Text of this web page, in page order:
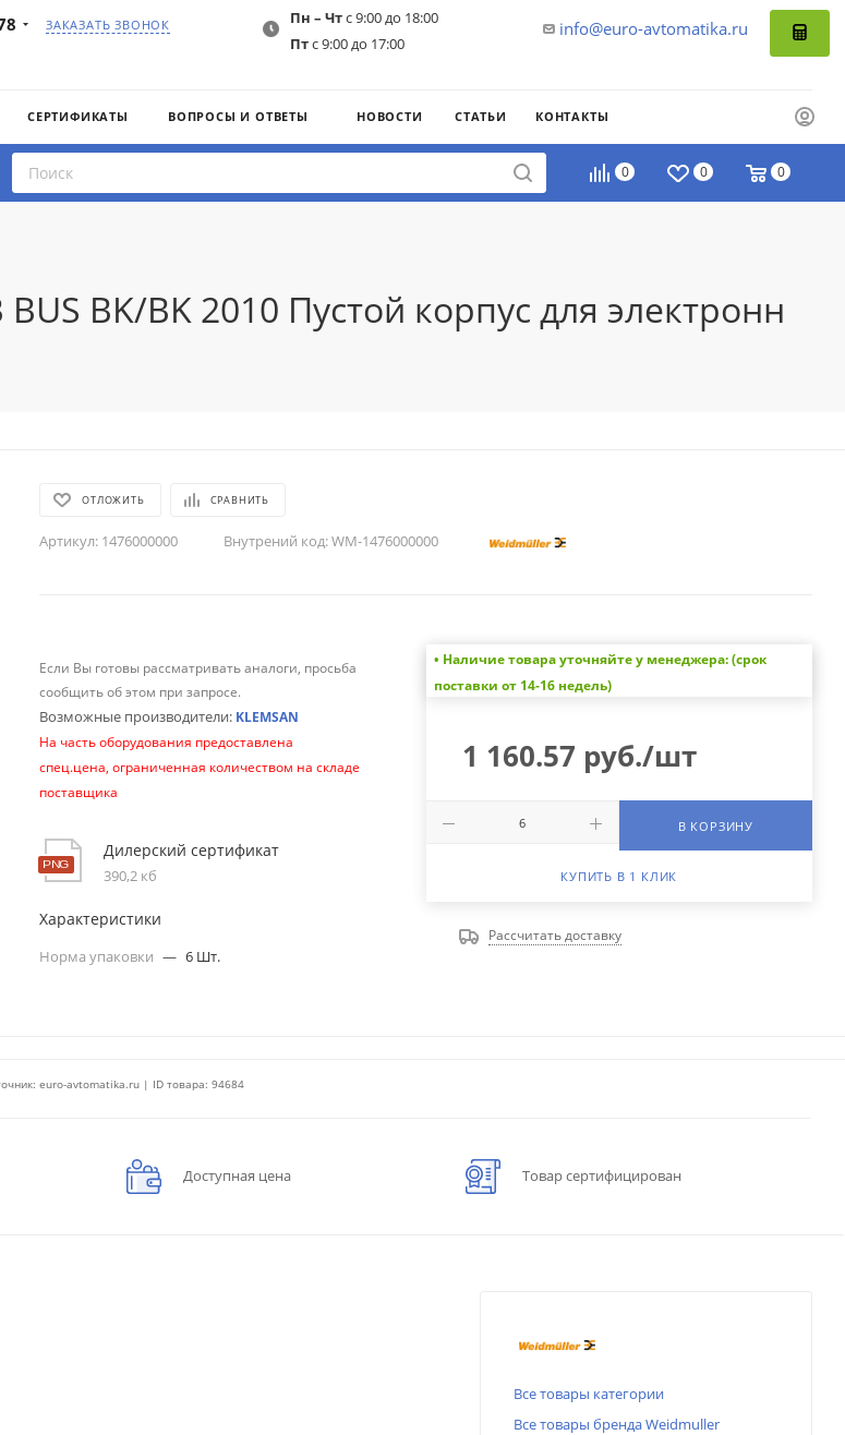
ЗАКАЗАТЬ ЗВОНОК info@euro-avtomatika.ru
Пн – Чтс 9:00 до 18:00
Птс 9:00 до 17:00
СЕРТИФИКАТЫ ВОПРОСЫ И ОТВЕТЫ НОВОСТИ СТАТЬИ КОНТАКТЫ
0 0 0
BK/BK 2010 Пустой корпус для электронн
ОТЛОЖИТЬ СРАВНИТЬ
Артикул: 1476000000 Внутрений код:WM-1476000000
Если Вы готовы рассматривать аналоги, просьба
сообщить об этом при запросе.
Возможные производители: KLEMSAN
На часть оборудования предоставлена
спец.цена, ограниченная количеством на складе
поставщика
Дилерский сертификат
390,2 кб
Характеристики
Норма упаковки — 6 Шт.
• Наличие товара уточняйте у менеджера: (срок
поставки от 14-16 недель)
1 160.57 руб./шт
В КОРЗИНУ
КУПИТЬ В 1 КЛИК
Рассчитать доставку
euro-avtomatika.ru | ID товара: 94684
Доступная цена Товар сертифицирован
Все товары категории
Все товары бренда Weidmuller